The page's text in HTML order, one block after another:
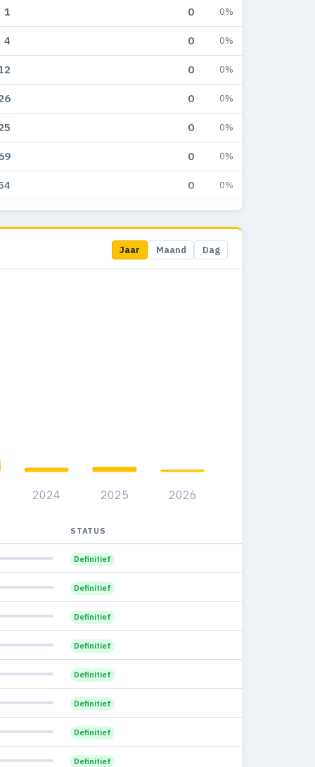
1 0 0%
4 0 0%
0 0%
0 0%
0 0%
0 0%
0 0%
2 1.5%
4 2.6%
3 2.2%
20
18
Jaar Maand Dag
2024 2025 2026
STATUS
Definitief
Definitief
Definitief
Definitief
Definitief
Definitief
Definitief
Definitief